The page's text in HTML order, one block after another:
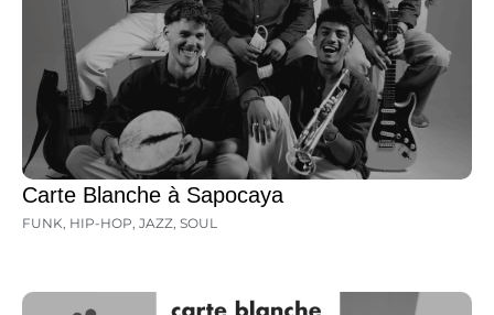
Carte Blanche à Sapocaya
FUNK, HIP-HOP, JAZZ, SOUL